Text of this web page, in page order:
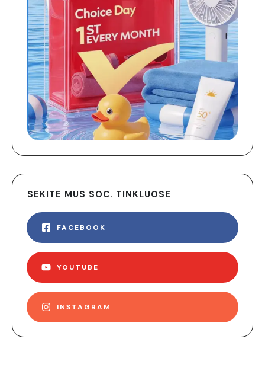
SEKITE MUS SOC. TINKLUOSE
FACEBOOK
YOUTUBE
INSTAGRAM